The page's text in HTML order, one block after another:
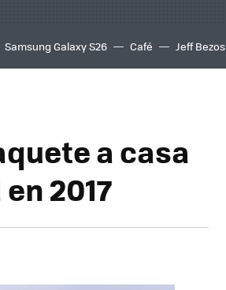
Samsung Galaxy S26 Café Jeff Bezos
a casa
2017